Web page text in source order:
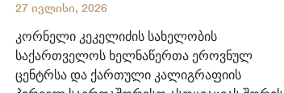
27 ივლისი, 2026
კორნელი კეკელიძის სახელობის
საქართველოს ხელნაწერთა ეროვნულ
ცენტრსა და ქართული კალიგრაფიის